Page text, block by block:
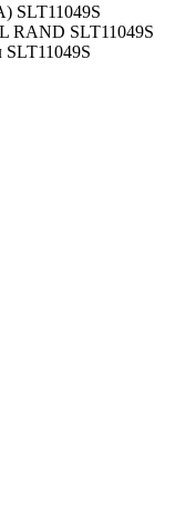
SLT11049S
RAND SLT11049S